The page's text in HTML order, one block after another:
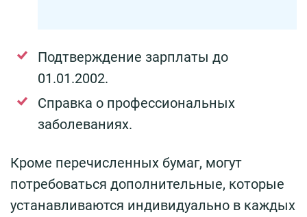
Подтверждение зарплаты до
01.01.2002.
Справка о профессиональных
заболеваниях.
Кроме перечисленных бумаг, могут
потребоваться дополнительные, которые
устанавливаются индивидуально в каждых